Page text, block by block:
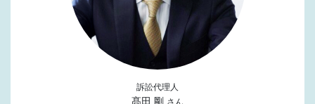
訴訟代理人
髙田 剛 さん